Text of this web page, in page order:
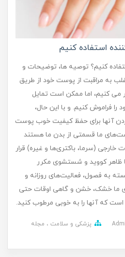
استفاده کنیم
کنیم؟ توصیه ها، توضیحات و
به مراقبت از پوست خود از طریق
می کنیم، اما ممکن است تمایل
فراموش کنیم. و با این حال،
آنها برای حفظ کیفیت خوب پوست
ما قسمتی از بدن ما هستند
(سرما، باکتری‌ها و غیره) قرار
ظاهر کووید و شستشوی مکرر
به فصول، فعالیت‌های روزانه و
خشک، خشن و گاهی اوقات حتی
که آنها را به خوبی مرطوب کنید.
پزشکی و سلامت
مجله